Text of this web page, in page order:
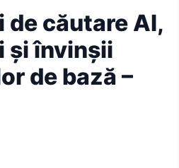
de căutare AI,
și învinșii
de bază –